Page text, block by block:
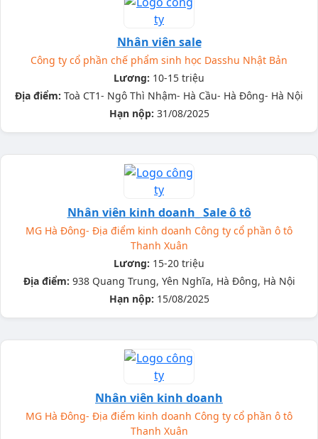
Nhân viên sale
Công ty cổ phần chế phẩm sinh học Dasshu Nhật Bản
Lương: 10-15 triệu
Địa điểm: Toà CT1- Ngô Thì Nhậm- Hà Cầu- Hà Đông- Hà Nội
Hạn nộp: 31/08/2025
Nhân viên kinh doanh_ Sale ô tô
MG Hà Đông- Địa điểm kinh doanh Công ty cổ phần ô tô
Thanh Xuân
Lương: 15-20 triệu
Địa điểm: 938 Quang Trung, Yên Nghĩa, Hà Đông, Hà Nội
Hạn nộp: 15/08/2025
Nhân viên kinh doanh
MG Hà Đông- Địa điểm kinh doanh Công ty cổ phần ô tô
Thanh Xuân